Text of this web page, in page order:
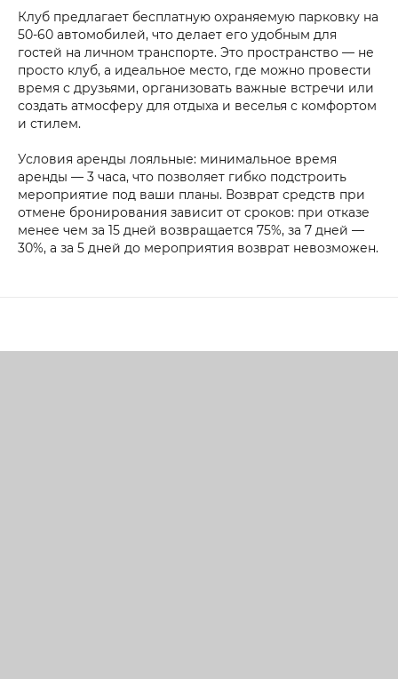
Клуб предлагает бесплатную охраняемую парковку на
50-60 автомобилей, что делает его удобным для
гостей на личном транспорте. Это пространство — не
просто клуб, а идеальное место, где можно провести
время с друзьями, организовать важные встречи или
создать атмосферу для отдыха и веселья с комфортом
и стилем.
Условия аренды лояльные: минимальное время
аренды — 3 часа, что позволяет гибко подстроить
мероприятие под ваши планы. Возврат средств при
отмене бронирования зависит от сроков: при отказе
менее чем за 15 дней возвращается 75%, за 7 дней —
30%, а за 5 дней до мероприятия возврат невозможен.